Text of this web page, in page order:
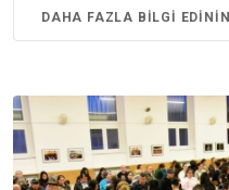
DAHA FAZLA BILGI EDININ